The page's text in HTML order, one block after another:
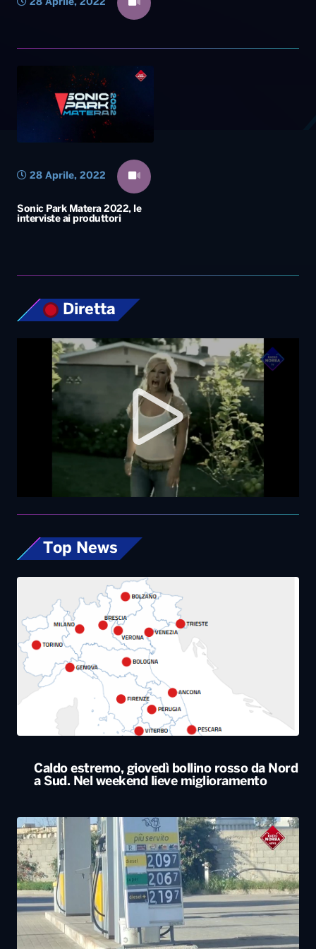
28 Aprile, 2022
Sonic Park Matera 2022, le
interviste ai produttori
28 Aprile, 2022
Diretta
Top News
Caldo estremo, giovedì bollino rosso da Nord
a Sud. Nel weekend lieve miglioramento